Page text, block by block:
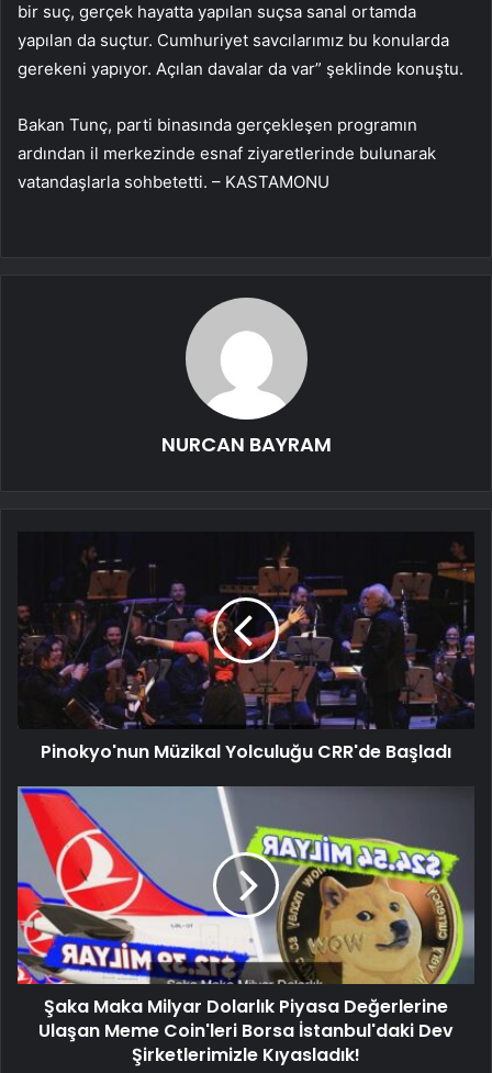
bir suç, gerçek hayatta yapılan suçsa sanal ortamda
yapılan da suçtur. Cumhuriyet savcılarımız bu konularda
gerekeni yapıyor. Açılan davalar da var” şeklinde konuştu.
Bakan Tunç, parti binasında gerçekleşen programın
ardından il merkezinde esnaf ziyaretlerinde bulunarak
vatandaşlarla sohbetetti. – KASTAMONU
NURCAN BAYRAM
Pinokyo'nun Müzikal Yolculuğu CRR'de Başladı
Şaka Maka Milyar Dolarlık Piyasa Değerlerine
Ulaşan Meme Coin'leri Borsa İstanbul'daki Dev
Şirketlerimizle Kıyasladık!